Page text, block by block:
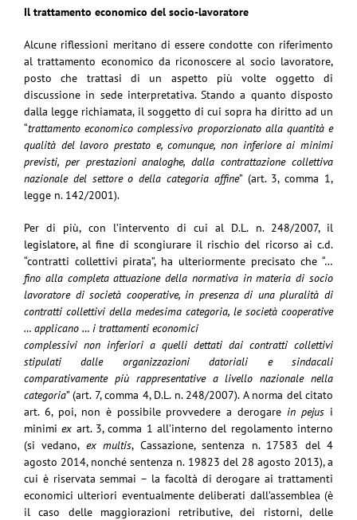
Il trattamento economico del socio-lavoratore
Alcune riflessioni meritano di essere condotte con riferimento
al trattamento economico da riconoscere al socio lavoratore,
posto che trattasi di un aspetto più volte oggetto di
discussione in sede interpretativa. Stando a quanto disposto
dalla legge richiamata, il soggetto di cui sopra ha diritto ad un
“trattamento economico complessivo proporzionato alla quantità e
qualità del lavoro prestato e, comunque, non inferiore ai minimi
previsti, per prestazioni analoghe, dalla contrattazione collettiva
nazionale del settore o della categoria affine” (art. 3, comma 1,
legge n. 142/2001).
Per di più, con l’intervento di cui al D.L. n. 248/2007, il
legislatore, al fine di scongiurare il rischio del ricorso ai c.d.
“contratti collettivi pirata”, ha ulteriormente precisato che “…
fino alla completa attuazione della normativa in materia di socio
lavoratore di società cooperative, in presenza di una pluralità di
contratti collettivi della medesima categoria, le società cooperative
… applicano … i trattamenti economici
complessivi non inferiori a quelli dettati dai contratti collettivi
stipulati dalle organizzazioni datoriali e sindacali
comparativamente più rappresentative a livello nazionale nella
categoria” (art. 7, comma 4, D.L. n. 248/2007). A norma del citato
art. 6, poi, non è possibile provvedere a derogare in pejus i
minimiex art. 3, comma 1 all’interno del regolamento interno
(si vedano, ex multis, Cassazione, sentenza n. 17583 del 4
agosto 2014, nonché sentenza n. 19823 del 28 agosto 2013), a
cui è riservata semmai – la facoltà di derogare ai trattamenti
economici ulteriori eventualmente deliberati dall’assemblea (è
il caso delle maggiorazioni retributive, dei ristorni, delle